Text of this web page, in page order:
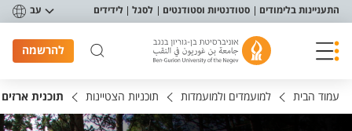
תפריט נגישות
התעניינות בלימודים סטודנטיות וסטודנטים לסגל לידידים עב
להרשמה
עמוד הבית למועמדים ולמועמדות תוכניות הצטיינות תוכנית ארזים